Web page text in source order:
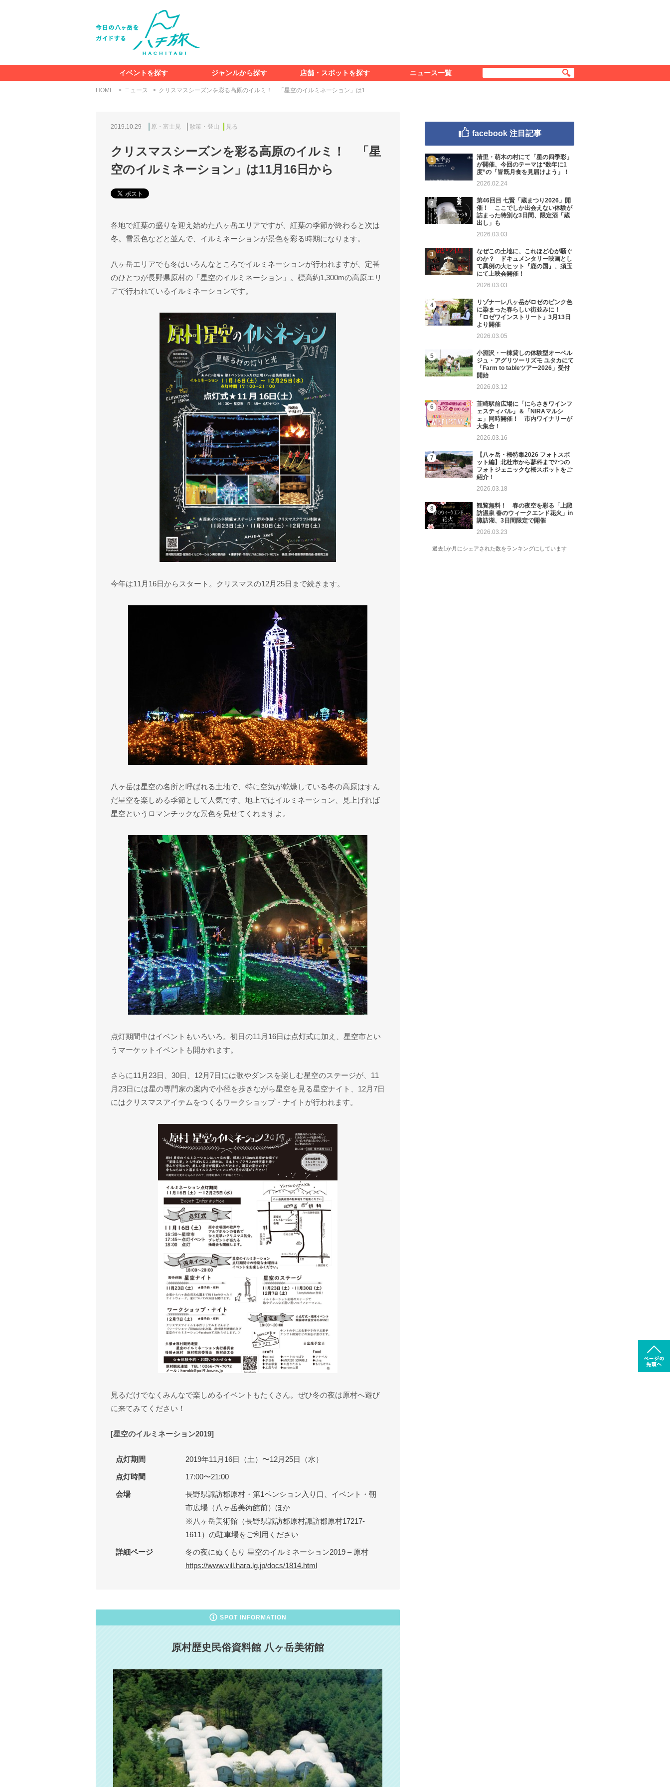
イベントを探す
ジャンルから探す
食べる
見る
知る
遊ぶ
特集＆レポート
店舗・スポットを探す ニュース一覧
HOME ニュース クリスマスシーズンを彩る高原のイルミ！ 「星空のイルミネーション」は1…
2019.10.29 原・富士見 散策・登山 見る
クリスマスシーズンを彩る高原のイルミ！ 「星
空のイルミネーション」は11月16日から
各地で紅葉の盛りを迎え始めた八ヶ岳エリアですが、紅葉の季節が終わると次は
冬。雪景色などと並んで、イルミネーションが景色を彩る時期になります。
八ヶ岳エリアでも冬はいろんなところでイルミネーションが行われますが、定番
のひとつが長野県原村の「星空のイルミネーション」。標高約1,300mの高原エリ
アで行われているイルミネーションです。
今年は11月16日からスタート。クリスマスの12月25日まで続きます。
八ヶ岳は星空の名所と呼ばれる土地で、特に空気が乾燥している冬の高原はすん
だ星空を楽しめる季節として人気です。地上ではイルミネーション、見上げれば
星空というロマンチックな景色を見せてくれますよ。
点灯期間中はイベントもいろいろ。初日の11月16日は点灯式に加え、星空市とい
うマーケットイベントも開かれます。
さらに11月23日、30日、12月7日には歌やダンスを楽しむ星空のステージが、11
月23日には星の専門家の案内で小径を歩きながら星空を見る星空ナイト、12月7日
にはクリスマスアイテムをつくるワークショップ・ナイトが行われます。
見るだけでなくみんなで楽しめるイベントもたくさん。ぜひ冬の夜は原村へ遊び
に来てみてください！
[星空のイルミネーション2019]
点灯期間 2019年11月16日（土）〜12月25日（水）
点灯時間 17:00〜21:00
会場
長野県諏訪郡原村・第1ペンション入り口、イベント・朝
市広場（八ヶ岳美術館前）ほか
※八ヶ岳美術館（長野県諏訪郡原村諏訪郡原村17217-
1611）の駐車場をご利用ください
詳細ページ
冬の夜にぬくもり 星空のイルミネーション2019 – 原村
https://www.vill.hara.lg.jp/docs/1814.html
SPOT INFORMATION
原村歴史民俗資料館 八ヶ岳美術館
facebook 注目記事
清里・萌木の村にて「星の四季彩」
が開催、今回のテーマは“数年に1
度”の「皆既月食を見届けよう」！
2026.02.24
第46回目 七賢「蔵まつり2026」開
催！ ここでしか出会えない体験が
詰まった特別な3日間、限定酒「蔵
出し」も
2026.03.03
なぜこの土地に、これほど心が騒ぐ
のか？ ドキュメンタリー映画とし
て異例の大ヒット『鹿の国』、須玉
にて上映会開催！
2026.03.03
リゾナーレ八ヶ岳がロゼのピンク色
に染まった春らしい街並みに！
「ロゼワインストリート」3月13日
より開催
2026.03.05
小淵沢・一棟貸しの体験型オーベル
ジュ・アグリツーリズモ ユタカにて
「Farm to tableツアー2026」受付
開始
2026.03.12
韮崎駅前広場に「にらさきワインフ
ェスティバル」＆「NIRAマルシ
ェ」同時開催！ 市内ワイナリーが
大集合！
2026.03.16
【八ヶ岳・桜特集2026 フォトスポ
ット編】北杜市から蓼科まで7つの
フォトジェニックな桜スポットをご
紹介！
2026.03.18
観覧無料！ 春の夜空を彩る「上諏
訪温泉 春のウィークエンド花火」in
諏訪湖、3日間限定で開催
2026.03.23
過去1か月にシェアされた数をランキングにしています